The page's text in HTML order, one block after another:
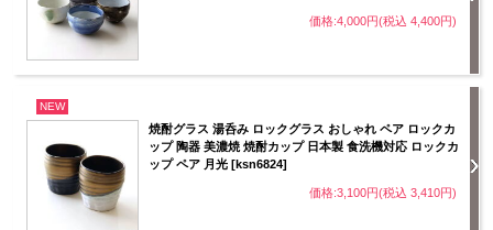
価格:4,000円(税込 4,400円)
NEW
焼酎グラス 湯呑み ロックグラス おしゃれ ペア ロックカ
ップ 陶器 美濃焼 焼酎カップ 日本製 食洗機対応 ロックカ
ップ ペア 月光 [ksn6824]
価格:3,100円(税込 3,410円)